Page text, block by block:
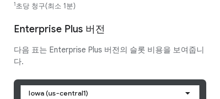
1초당 청구(최소 1분)
Enterprise Plus 버전
다음 표는 Enterprise Plus 버전의 슬롯 비용을 보여줍니
다.
Iowa (us-central1)